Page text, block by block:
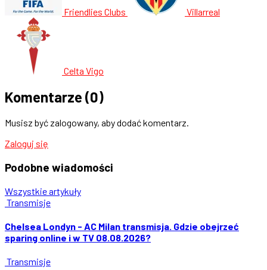
Friendlies Clubs Villarreal
Celta Vigo
Komentarze (0)
Musisz być zalogowany, aby dodać komentarz.
Zaloguj się
Podobne wiadomości
Wszystkie artykuły
Transmisje
Chelsea Londyn - AC Milan transmisja. Gdzie obejrzeć
sparing online i w TV 08.08.2026?
Transmisje